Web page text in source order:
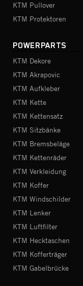
KTM Pullover
KTM Protektoren
POWERPARTS
KTM Dekore
KTM Akrapovic
KTM Aufkleber
KTM Kette
KTM Kettensatz
KTM Sitzbänke
KTM Bremsbeläge
KTM Kettenräder
KTM Verkleidung
KTM Koffer
KTM Windschilder
KTM Lenker
KTM Luftfilter
KTM Hecktaschen
KTM Kofferträger
KTM Gabelbrücke